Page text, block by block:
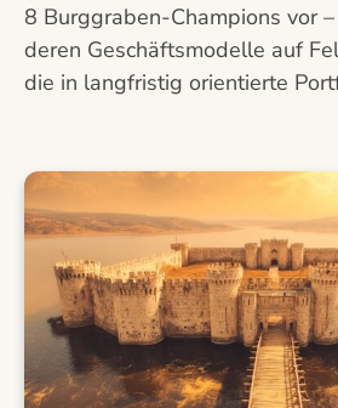
8 Burggraben-Champions vor
deren Geschäftsmodelle auf
die in langfristig orientierte